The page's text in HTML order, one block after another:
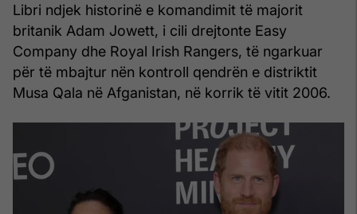
Libri ndjek historinë e komandimit të majorit
britanik Adam Jowett, i cili drejtonte Easy
Company dhe Royal Irish Rangers, të ngarkuar
për të mbajtur nën kontroll qendrën e distriktit
Musa Qala në Afganistan, në korrik të vitit 2006.